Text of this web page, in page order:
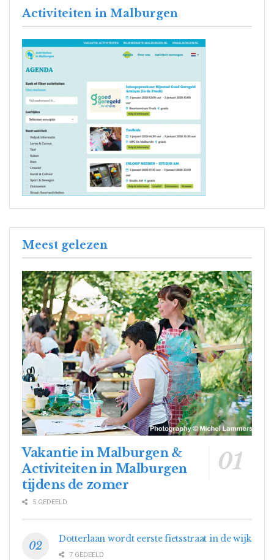
Activiteiten in Malburgen
Meest gelezen
Vakantie in Malburgen &
Activiteiten in Malburgen
tijdens de zomer
5 GEDEELD
Dotterlaan wordt eerste fietsstraat in de wijk
7 GEDEELD